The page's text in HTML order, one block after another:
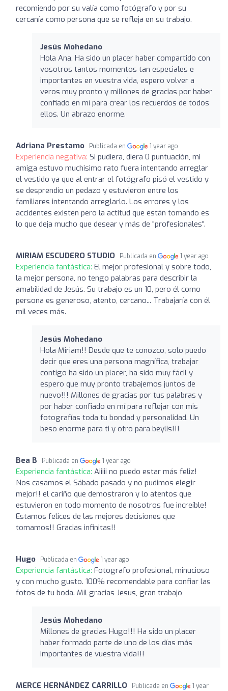
recomiendo por su valía como fotógrafo y por su
cercanía como persona que se refleja en su trabajo.
Jesús Mohedano
Hola Ana, Ha sido un placer haber compartido con
vosotros tantos momentos tan especiales e
importantes en vuestra vida, espero volver a
veros muy pronto y millones de gracias por haber
confiado en mí para crear los recuerdos de todos
ellos. Un abrazo enorme.
Adriana Prestamo Publicada en 1 year ago
Experiencia negativa: Si pudiera, diera 0 puntuación, mi
amiga estuvo muchisimo rato fuera intentando arreglar
el vestido ya que al entrar el fotógrafo pisó el vestido y
se desprendio un pedazo y estuvieron entre los
familiares intentando arreglarlo. Los errores y los
accidentes existen pero la actitud que están tomando es
lo que deja mucho que desear y más de "profesionales".
MIRIAM ESCUDERO STUDIO Publicada en 1 year ago
Experiencia fantástica: El mejor profesional y sobre todo,
la mejor persona, no tengo palabras para describir la
amabilidad de Jesús. Su trabajo es un 10, pero él como
persona es generoso, atento, cercano... Trabajaría con él
mil veces más.
Jesús Mohedano
Hola Miriam!! Desde que te conozco, solo puedo
decir que eres una persona magnífica, trabajar
contigo ha sido un placer, ha sido muy fácil y
espero que muy pronto trabajemos juntos de
nuevo!!! Millones de gracias por tus palabras y
por haber confiado en mí para reflejar con mis
fotografías toda tu bondad y personalidad. Un
beso enorme para ti y otro para beylis!!!
Bea B Publicada en 1 year ago
Experiencia fantástica: Aiiiii no puedo estar más feliz!
Nos casamos el Sábado pasado y no pudimos elegir
mejor!! el cariño que demostraron y lo atentos que
estuvieron en todo momento de nosotros fue increíble!
Estamos felices de las mejores decisiones que
tomamos!! Gracias infinitas!!
Hugo Publicada en 1 year ago
Experiencia fantástica: Fotografo profesional, minucioso
y con mucho gusto. 100% recomendable para confiar las
fotos de tu boda. Mil gracias Jesus, gran trabajo
Jesús Mohedano
Millones de gracias Hugo!!! Ha sido un placer
haber formado parte de uno de los días más
importantes de vuestra vida!!!
MERCE HERNÁNDEZ CARRILLO Publicada en
1 year